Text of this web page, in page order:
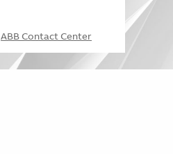
ABB Contact Center